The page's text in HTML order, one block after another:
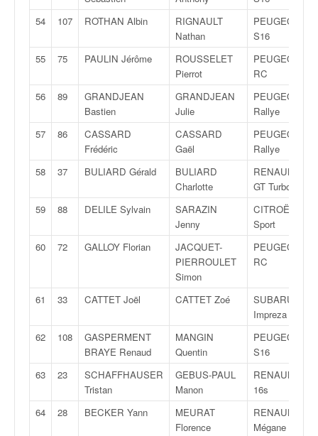
54
107 ROTHAN Albin
RIGNAULT
Nathan
PEUGEOT 106
S16
55
75 PAULIN Jérôme
ROUSSELET
Pierrot
PEUGEOT 206
RC
56
89
GRANDJEAN
Bastien
GRANDJEAN
Julie
PEUGEOT 205
Rallye
57
86
CASSARD
Frédéric
CASSARD
Gaël
PEUGEOT 205
Rallye
58
37 BULIARD Gérald
BULIARD
Charlotte
RENAULT R5
GT Turbo
59
88 DELILE Sylvain
SARAZIN
Jenny
CITROËN AX
Sport
60
72 GALLOY Florian
JACQUET-
PIERROULET
Simon
PEUGEOT 206
RC
61 33 CATTET Joël CATTET Zoé
SUBARU
Impreza WRX
62
108
GASPERMENT
BRAYE Renaud
MANGIN
Quentin
PEUGEOT 106
S16
63
23
SCHAFFHAUSER
Tristan
GEBUS-PAUL
Manon
RENAULT R19
16s
64
28 BECKER Yann
MEURAT
Florence
RENAULT
Mégane Coupé